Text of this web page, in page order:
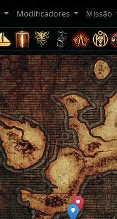
Modificadores Missão